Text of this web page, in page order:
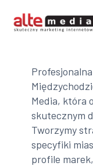
Media
Media, która
skutecznym
Tworzymy
specyfiki
profile